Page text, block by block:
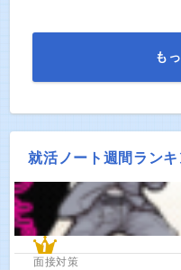
も
就活ノート週間ラン
面接対策